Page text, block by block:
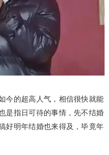
今的超高人气，相信很快就能
是指日可待的事情，先不结婚
好明年结婚也来得及，毕竟年